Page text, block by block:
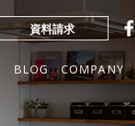
資料請求
BLOG COMPANY